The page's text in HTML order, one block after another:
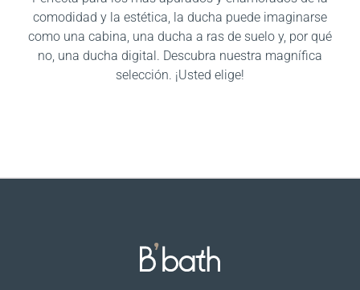
comodidad y la estética, la ducha puede imaginarse
como una cabina, una ducha a ras de suelo y, por qué
no, una ducha digital. Descubra nuestra magnífica
selección. ¡Usted elige!